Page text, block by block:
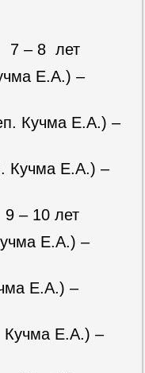
Е.А.) –
Кучма Е.А.) –
Кучма Е.А.) –
Е.А.) –
Е.А.) –
Кучма Е.А.) –